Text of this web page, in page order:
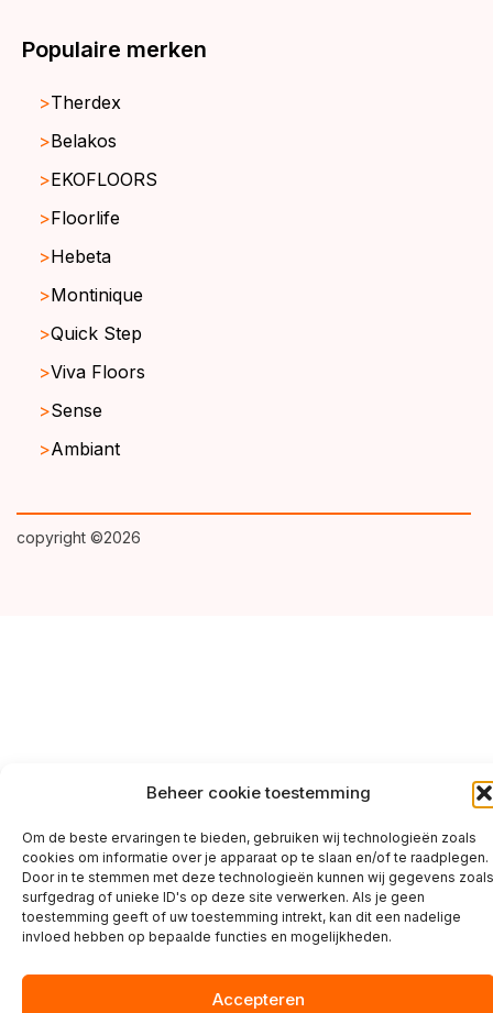
Beheer cookie toestemming
Om de beste ervaringen te bieden, gebruiken wij technologieën zoals
cookies om informatie over je apparaat op te slaan en/of te raadplegen.
Door in te stemmen met deze technologieën kunnen wij gegevens zoals
surfgedrag of unieke ID's op deze site verwerken. Als je geen
toestemming geeft of uw toestemming intrekt, kan dit een nadelige
invloed hebben op bepaalde functies en mogelijkheden.
Accepteren
Populaire merken
Therdex
Belakos
EKOFLOORS
Floorlife
Hebeta
Montinique
Quick Step
Viva Floors
Sense
Ambiant
copyright ©2026